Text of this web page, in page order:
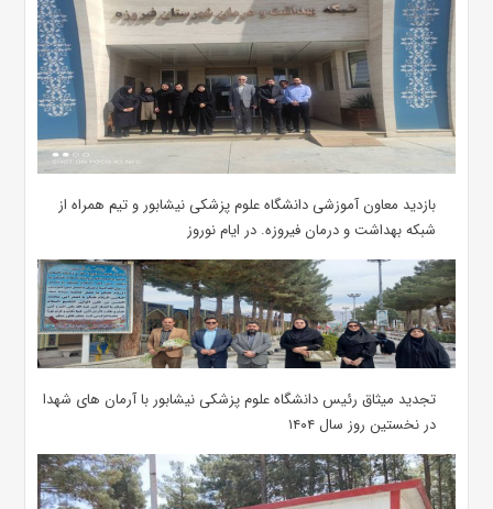
بازدید معاون آموزشی دانشگاه علوم پزشکی نیشابور و تیم همراه از
شبکه بهداشت و درمان فیروزه. در ایام نوروز
تجدید میثاق رئیس دانشگاه علوم پزشکی نیشابور با آرمان های شهدا
در نخستین روز سال ۱۴۰۴